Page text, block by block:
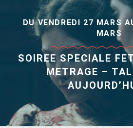
DU VENDREDI 27 MARS
MARS
SOIREE SPECIALE
METRAGE –